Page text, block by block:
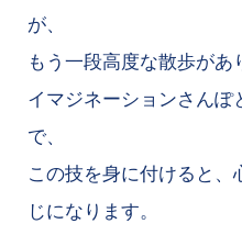
が、
もう一段高度な散歩があ
イマジネーションさん
で、
この技を身に付けると
じになります。